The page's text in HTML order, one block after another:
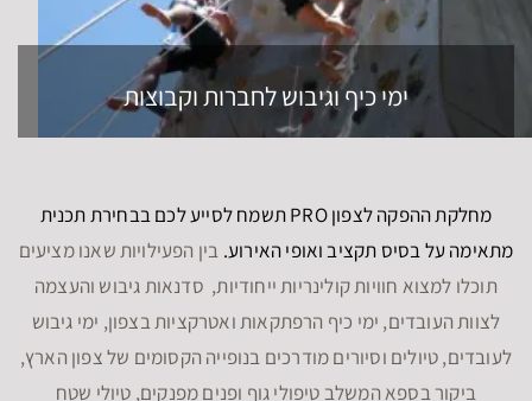
ימי כיף וגיבוש לחברות וקבוצות
מחלקת ההפקה לצפון PRO תשמח לסייע לכם בבחירת תכנית
מתאימה על בסיס תקציב ואופי האירוע. בין הפעילויות שאנו מציעים
תוכלו למצוא חוויות קולינריות ייחודיות, סדנאות גיבוש והעצמה
לצוות העובדים, ימי כיף הרפתקאות ואטרקציות בצפון, ימי גיבוש
לעובדים, טיולים וסיורים מודרכים בנופייה הקסומים של צפון הארץ,
ביקור בספא המשלב טיפולי גוף ופנים מפנקים, טיולי שטח